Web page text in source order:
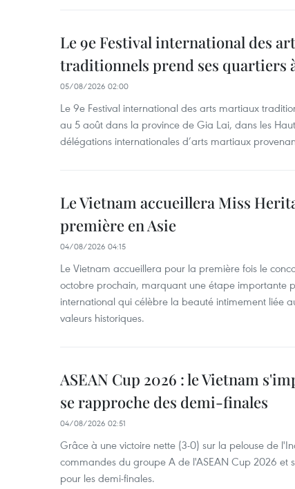
Le 9e Festival international des
traditionnels prend ses quartiers
05/08/2026 02:00
Le 9e Festival international des arts martiaux
au 5 août dans la province de Gia Lai, dans les
délégations internationales d’arts martiaux
Le Vietnam accueillera Miss
première en Asie
04/08/2026 04:15
Le Vietnam accueillera pour la première fois le
octobre prochain, marquant une étape importante
international qui célèbre la beauté intimement liée
valeurs historiques.
ASEAN Cup 2026 : le Vietnam
se rapproche des demi-finales
04/08/2026 02:51
Grâce à une victoire nette (3-0) sur la pelouse de
commandes du groupe A de l'ASEAN Cup 2026 et
pour les demi-finales.